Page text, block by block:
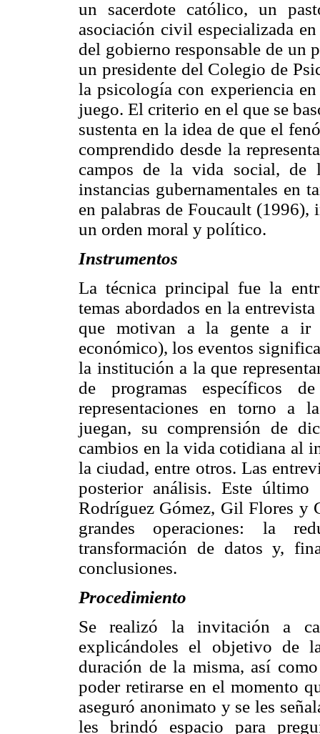
un sacerdote católico, un
asociación civil especializada
del gobierno responsable de un
un presidente del Colegio de
la psicología con experiencia
juego. El criterio en el que se
sustenta en la idea de que el
comprendido desde la
campos de la vida social,
instancias gubernamentales en
en palabras de Foucault
un orden moral y político.
Instrumentos
La técnica principal fue la
temas abordados en la
que motivan a la gente a ir
económico), los eventos
la institución a la que
de programas específicos
representaciones en torno a
juegan, su comprensión de
cambios en la vida cotidiana al
la ciudad, entre otros. Las
posterior análisis. Este
Rodríguez Gómez, Gil Flores y
grandes operaciones: la
transformación de datos y,
conclusiones.
Procedimiento
Se realizó la invitación a
explicándoles el objetivo de
duración de la misma, así
poder retirarse en el momento
aseguró anonimato y se les
les brindó espacio para